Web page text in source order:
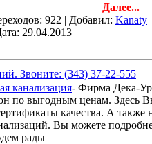
Далее...
922 | Добавил: Kanaty |
29.04.2013
Звоните: (343) 37-22-555
канализация- Фирма Дека-
по выгодным ценам. Здесь
качества. А
Вы можете
рады